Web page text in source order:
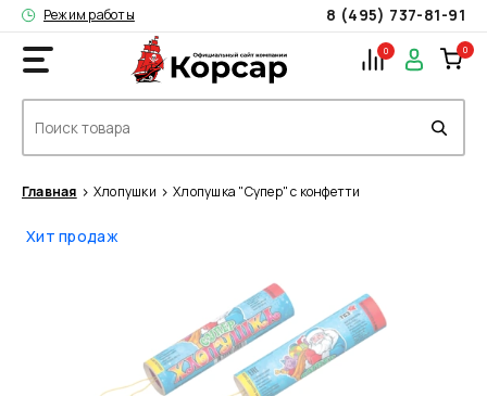
Режим работы 8 (495) 737-81-91
0 0
Главная Хлопушки Хлопушка "Супер" с конфетти
Хит продаж